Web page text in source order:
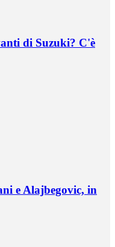
di Suzuki? C'è
e Alajbegovic, in